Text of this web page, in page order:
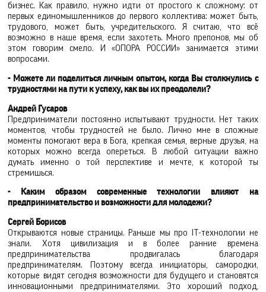
бизнес. Как правило, нужно идти от простого к сложному: от
первых единомышленников до первого коллектива: может быть,
трудового, может быть, учредительского. Я считаю, что всё
возможно в наше время, если захотеть. Много препонов, мы об
этом говорим смело. И «ОПОРА РОССИИ» занимается этими
вопросами.
- Можете ли поделиться личным опытом, когда Вы столкнулись с
трудностями на пути к успеху, как вы их преодолели?
Андрей Гусаров
Предприниматели постоянно испытывают трудности. Нет таких
моментов, чтобы трудностей не было. Лично мне в сложные
моменты помогают вера в Бога, крепкая семья, верные друзья, на
которых можно всегда опереться. В любой ситуации важно
думать именно о той перспективе и мечте, к которой ты
стремишься.
- Каким образом современные технологии влияют на
предпринимательство и возможности для молодежи?
Сергей Борисов
Открываются новые страницы. Раньше мы про IT-технологии не
знали. Хотя цивилизация и в более ранние времена
предпринимательства продвигалась благодаря
предпринимателям. Поэтому всегда инициаторы, самородки,
которые видят сегодня возможности для будущего и становятся
инновационными предпринимателями. Это хороший подход,